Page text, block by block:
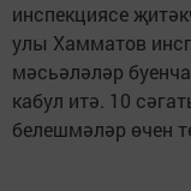
инспекциясе
улы Хамматов
мәсьәләләр
кабул итә. 10
белешмәләр өчен